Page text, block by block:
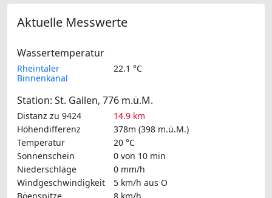
Aktuelle Messwerte
Wassertemperatur
Rheintaler
Binnenkanal
22.1 °C
Station: St. Gallen, 776 m.ü.M.
Distanz zu 9424
14.9 km
Höhendifferenz
378m (398 m.ü.M.)
Temperatur
20 °C
Sonnenschein
0 von 10 min
Niederschläge
0 mm/h
Windgeschwindigkeit
5 km/h aus O